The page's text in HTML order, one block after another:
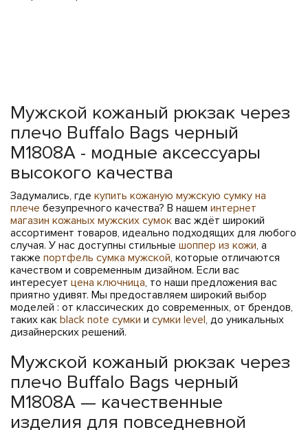
Мужской кожаный рюкзак через
плечо Buffalo Bags черный
M1808A - модные аксессуары
высокого качества
Задумались, где купить кожаную мужскую сумку на
плече безупречного качества? В нашем интернет
магазин кожаных мужских сумок вас ждёт широкий
ассортимент товаров, идеально подходящих для любого
случая. У нас доступны стильные шоппер из кожи, а
также портфель сумка мужской, которые отличаются
качеством и современным дизайном. Если вас
интересует цена ключница, то наши предложения вас
приятно удивят. Мы предоставляем широкий выбор
моделей : от классических до современных, от брендов,
таких как black note сумки и сумки level, до уникальных
дизайнерских решений.
Мужской кожаный рюкзак через
плечо Buffalo Bags черный
M1808A — качественные
изделия для повседневной